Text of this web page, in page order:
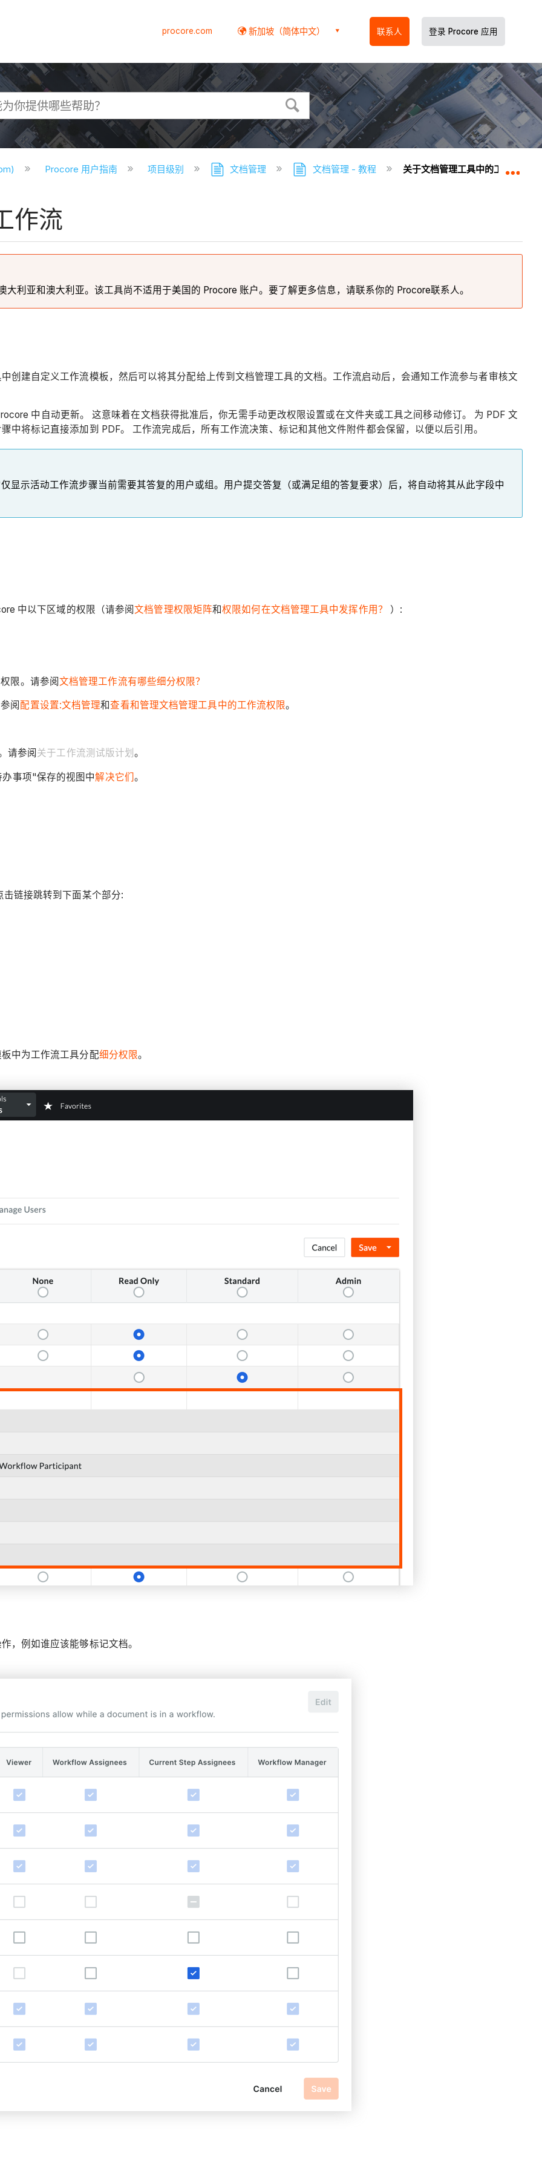
procore.com 新加坡（简体中文） 联系人 登录 Procore 应用
Procore 用户指南 项目级别 文档管理 文档管理 - 教程 关于文档管理工具中的工作流
作流
利亚和澳大利亚。该工具尚不适用于美国的 Procore 账户。要了解更多信息，请联系你的 Procore联系人。
创建自定义工作流模板，然后可以将其分配给上传到文档管理工具的文档。工作流启动后，会通知工作流参与者审核文
中自动更新。 这意味着在文档获得批准后，你无需手动更改权限设置或在文件夹或工具之间移动修订。 为 PDF 文
中将标记直接添加到 PDF。 工作流完成后，所有工作流决策、标记和其他文件附件都会保留，以便以后引用。
显示活动工作流步骤当前需要其答复的用户或组。用户提交答复（或满足组的答复要求）后，将自动将其从此字段中
中以下区域的权限（请参阅文档管理权限矩阵和权限如何在文档管理工具中发挥作用？ ）:
限。请参阅文档管理工作流有哪些细分权限？
阅 配置设置:文档管理和查看和管理文档管理工具中的工作流权限。
请参阅 关于工作流测试版计划。
事项"保存的视图中解决它们。
链接跳转到下面某个部分:
中为工作流工具分配细分权限。
，例如谁应该能够标记文档。